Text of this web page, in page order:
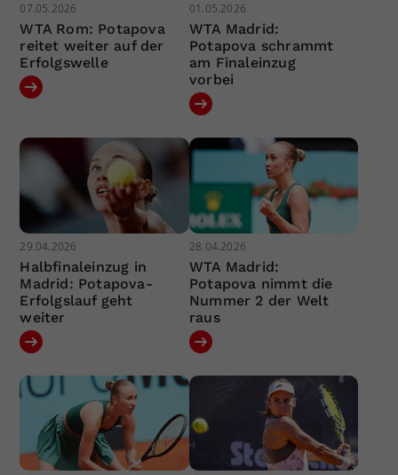
07.05.2026
WTA Rom: Potapova
reitet weiter auf der
Erfolgswelle
01.05.2026
WTA Madrid:
Potapova schrammt
am Finaleinzug
vorbei
29.04.2026
Halbfinaleinzug in
Madrid: Potapova-
Erfolgslauf geht
weiter
28.04.2026
WTA Madrid:
Potapova nimmt die
Nummer 2 der Welt
raus